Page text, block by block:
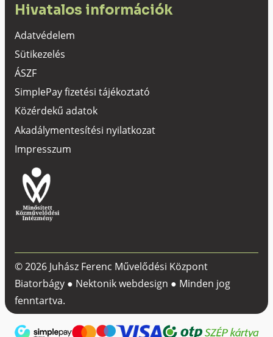
Hivatalos információk
Adatvédelem
Sütikezelés
ÁSZF
SimplePay fizetési tájékoztató
Közérdekű adatok
Akadálymentesítési nyilatkozat
Impresszum
© 2026 Juhász Ferenc Művelődési Központ
Biatorbágy ● Nektonik webdesign ● Minden jog
fenntartva.